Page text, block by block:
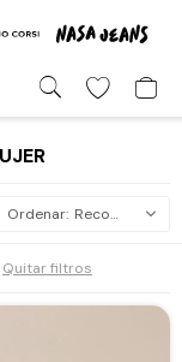
Recomendados
Quitar filtros